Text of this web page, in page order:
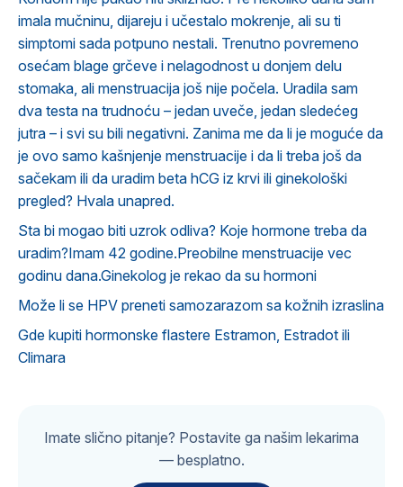
imala mučninu, dijareju i učestalo mokrenje, ali su ti
simptomi sada potpuno nestali. Trenutno povremeno
osećam blage grčeve i nelagodnost u donjem delu
stomaka, ali menstruacija još nije počela. Uradila sam
dva testa na trudnoću – jedan uveče, jedan sledećeg
jutra – i svi su bili negativni. Zanima me da li je moguće da
je ovo samo kašnjenje menstruacije i da li treba još da
sačekam ili da uradim beta hCG iz krvi ili ginekološki
pregled? Hvala unapred.
Sta bi mogao biti uzrok odliva? Koje hormone treba da
uradim?Imam 42 godine.Preobilne menstruacije vec
godinu dana.Ginekolog je rekao da su hormoni
Može li se HPV preneti samozarazom sa kožnih izraslina
Gde kupiti hormonske flastere Estramon, Estradot ili
Climara
Imate slično pitanje? Postavite ga našim lekarima
— besplatno.